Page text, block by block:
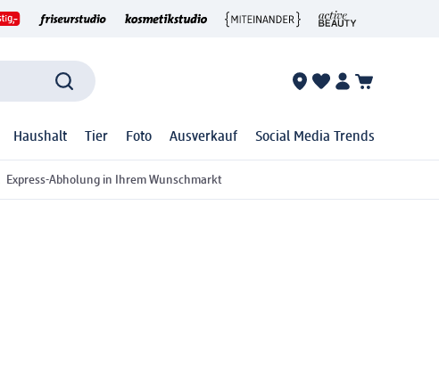
Haushalt Tier Foto Ausverkauf Social Media Trends
Express-Abholung in Ihrem Wunschmarkt